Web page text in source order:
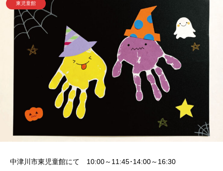
東児童館
中津川市東児童館にて 10:00～11:45･14:00～16:30